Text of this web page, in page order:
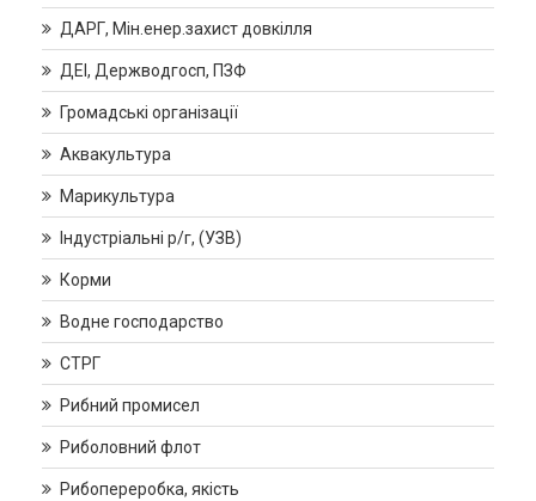
ДАРГ, Мін.енер.захист довкілля
ДЕІ, Держводгосп, ПЗФ
Громадські організації
Аквакультура
Марикультура
Індустріальні р/г, (УЗВ)
Корми
Водне господарство
СТРГ
Рибний промисел
Риболовний флот
Рибопереробка, якість